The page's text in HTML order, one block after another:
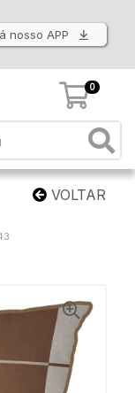
nosso APP
0
VOLTAR